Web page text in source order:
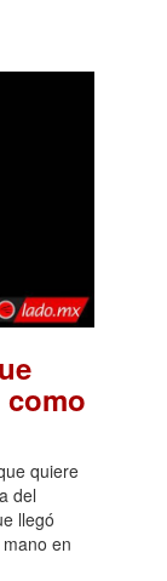
como
quiere
del
llegó
en